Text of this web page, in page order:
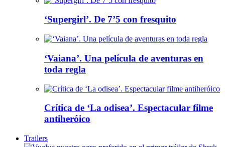
‘Supergirl’. De 7’5 con fresquito
‘Vaiana’. Una película de aventuras en
toda regla
Crítica de ‘La odisea’. Espectacular filme
antiheróico
Trailers